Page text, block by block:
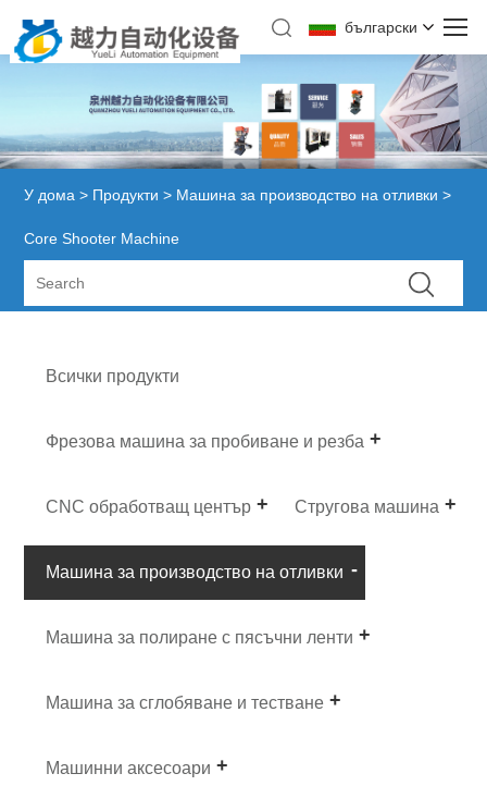
български
У дома > Продукти > Машина за производство на отливки >
Core Shooter Machine
Всички продукти
Фрезова машина за пробиване и резба
CNC обработващ център Стругова машина
Машина за производство на отливки
Машина за полиране с пясъчни ленти
Машина за сглобяване и тестване
Машинни аксесоари